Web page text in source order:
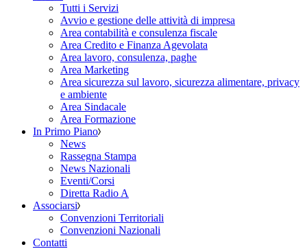
Tutti i Servizi
Avvio e gestione delle attività di impresa
Area contabilità e consulenza fiscale
Area Credito e Finanza Agevolata
Area lavoro, consulenza, paghe
Area Marketing
Area sicurezza sul lavoro, sicurezza alimentare, privacy
e ambiente
Area Sindacale
Area Formazione
In Primo Piano
News
Rassegna Stampa
News Nazionali
Eventi/Corsi
Diretta Radio A
Associarsi
Convenzioni Territoriali
Convenzioni Nazionali
Contatti